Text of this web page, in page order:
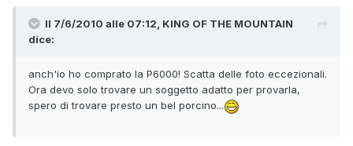
Il 7/6/2010 alle 07:12, KING OF THE MOUNTAIN
dice:
anch'io ho comprato la P6000! Scatta delle foto eccezionali.
Ora devo solo trovare un soggetto adatto per provarla,
spero di trovare presto un bel porcino...